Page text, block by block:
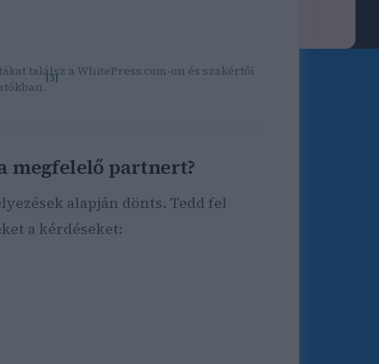
ügynökség Budapest
találsz a WhitePress.com-on és szakértői
[3]
megfelelő partnert?
alapján dönts. Tedd fel
a kérdéseket: